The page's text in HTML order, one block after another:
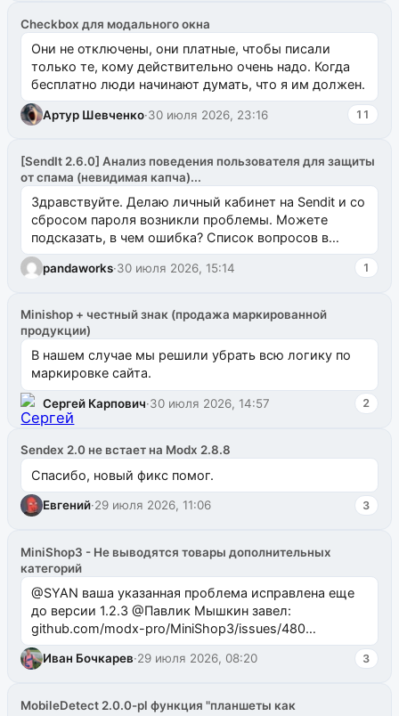
Checkbox для модального окна
Они не отключены, они платные, чтобы писали
только те, кому действительно очень надо. Когда
бесплатно люди начинают думать, что я им должен.
Артур Шевченко·30 июля 2026, 23:16 11
[SendIt 2.6.0] Анализ поведения пользователя для защиты
от спама (невидимая капча)...
Здравствуйте. Делаю личный кабинет на Sendit и со
сбросом пароля возникли проблемы. Можете
подсказать, в чем ошибка? Список вопросов в
одноименном разделе на modx.pro пока пуст, и,...
pandaworks·30 июля 2026, 15:14 1
Minishop + честный знак (продажа маркированной
продукции)
В нашем случае мы решили убрать всю логику по
маркировке сайта.
Сергей Карпович·30 июля 2026, 14:57 2
Sendex 2.0 не встает на Modx 2.8.8
Спасибо, новый фикс помог.
Евгений·29 июля 2026, 11:06 3
MiniShop3 - Не выводятся товары дополнительных
категорий
@SYAN ваша указанная проблема исправлена еще
до версии 1.2.3 @Павлик Мышкин завел:
github.com/modx-pro/MiniShop3/issues/480
github.com/modx-pro/MiniShop3/issues/481Исправим
в б...
Иван Бочкарев·29 июля 2026, 08:20 3
MobileDetect 2.0.0-pl функция "планшеты как